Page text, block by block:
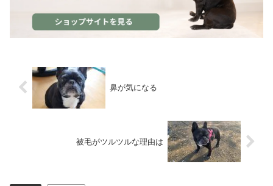
鼻が気になる
被毛がツルツルな理由は